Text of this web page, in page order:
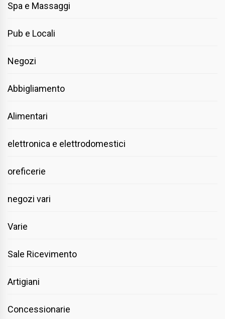
Spa e Massaggi
Pub e Locali
Negozi
Abbigliamento
Alimentari
elettronica e elettrodomestici
oreficerie
negozi vari
Varie
Sale Ricevimento
Artigiani
Concessionarie